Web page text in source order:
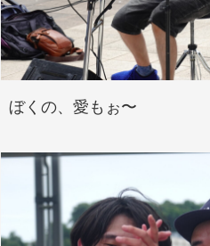
ぼくの、愛もぉ〜